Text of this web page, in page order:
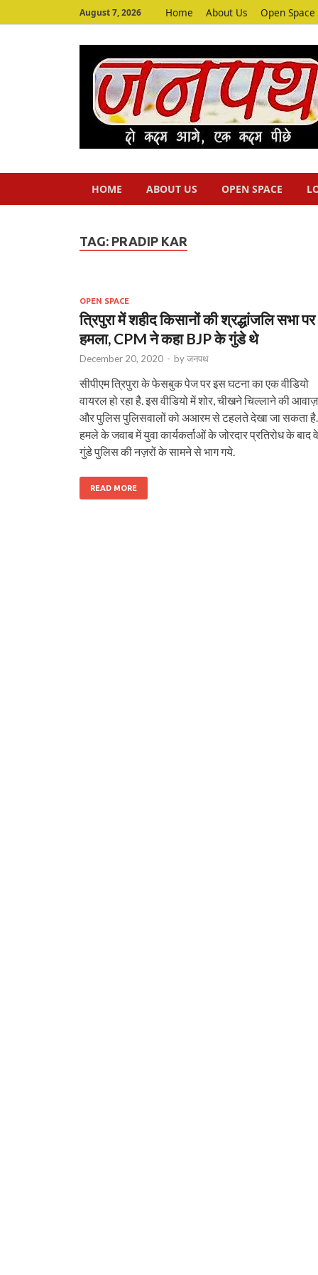
August 7, 2026 Home About Us Open Space
HOME ABOUT US OPEN SPACE
TAG: PRADIP KAR
OPEN SPACE
त्रिपुरा में शहीद किसानों की श्रद्धांजलि सभा पर
हमला, CPM ने कहा BJP के गुंडे थे
December 20, 2020 - byजनपथ
सीपीएम त्रिपुरा के फेसबुक पेज पर इस घटना का एक वीडियो
वायरल हो रहा है. इस वीडियो में शोर, चीखने चिल्लाने की आवाज़
और पुलिस पुलिसवालों को अआरम से टहलते देखा जा सकता है.
हमले के जवाब में युवा कार्यकर्ताओं के जोरदार प्रतिरोध के बाद वे
गुंडे पुलिस की नज़रों के सामने से भाग गये.
READ MORE